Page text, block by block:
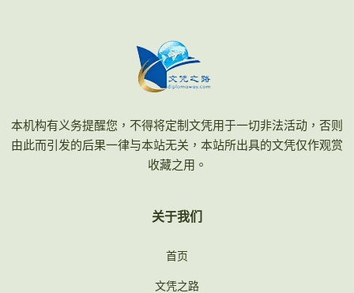
本机构有义务提醒您，不得将定制文凭用于一切非法活动，否则
由此而引发的后果一律与本站无关，本站所出具的文凭仅作观赏
收藏之用。
关于我们
首页
文凭之路